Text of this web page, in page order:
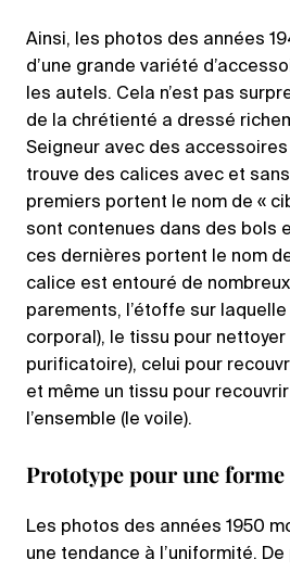
Ainsi, les photos des années
d’une grande variété
les autels. Cela n’est pas
de la chrétienté a dressé
Seigneur avec des
trouve des calices avec et
premiers portent le nom de «
sont contenues dans des bols
ces dernières portent le nom
calice est entouré de
parements, l’étoffe sur
corporal), le tissu pour nettoyer
purificatoire), celui pour
et même un tissu pour
l’ensemble (le voile).
Prototype pour une
Les photos des années 1950
une tendance à l’uniformité. De